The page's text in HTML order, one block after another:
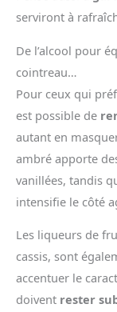
serviront à
De l’alcool pour
cointreau…
Pour ceux qui
est possible de
autant en
ambré apporte
vanillées, tandis
intensifie le côté
Les liqueurs de
cassis, sont
accentuer le
doivent rester